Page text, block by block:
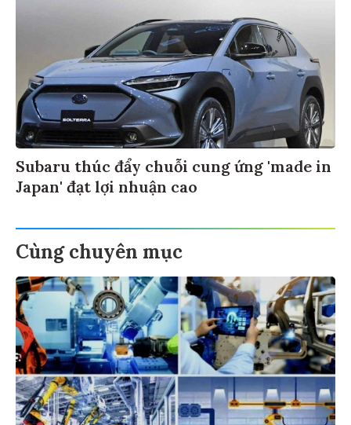
Subaru thúc đẩy chuỗi cung ứng 'made in
Japan' đạt lợi nhuận cao
Cùng chuyên mục